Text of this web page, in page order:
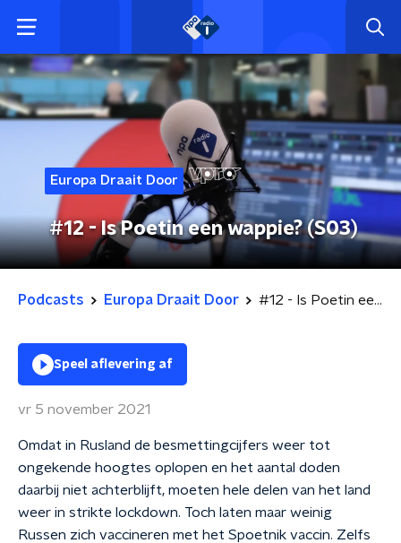
Europa Draait Door
#12 - Is Poetin een wappie? (S03)
Podcasts Europa Draait Door #12 - Is Poetin een wappie? (S03)
Speel aflevering af
vr 5 november 2021
Omdat in Rusland de besmettingcijfers weer tot
ongekende hoogtes oplopen en het aantal doden
daarbij niet achterblijft, moeten hele delen van het land
weer in strikte lockdown. Toch laten maar weinig
Russen zich vaccineren met het Spoetnik vaccin. Zelfs